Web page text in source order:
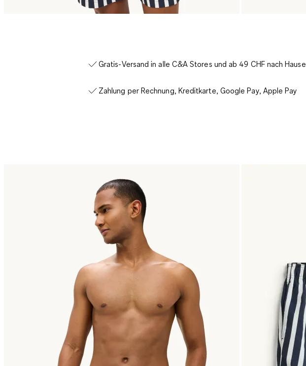
Gratis-Versand in alle C&A Stores und ab 49 CHF nach Hause
Zahlung per Rechnung, Kreditkarte, Google Pay, Apple Pay